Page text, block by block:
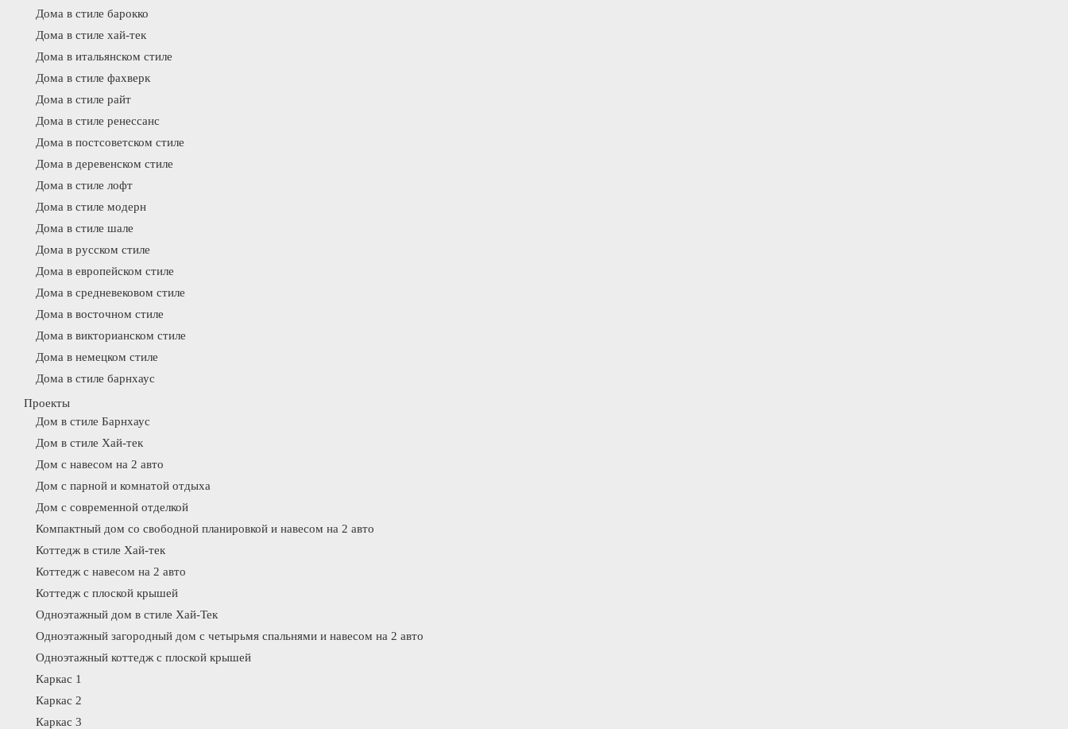
Дома в стиле барокко
Дома в стиле хай-тек
Дома в итальянском стиле
Дома в стиле фахверк
Дома в стиле райт
Дома в стиле ренессанс
Дома в постсоветском стиле
Дома в деревенском стиле
Дома в стиле лофт
Дома в стиле модерн
Дома в стиле шале
Дома в русском стиле
Дома в европейском стиле
Дома в средневековом стиле
Дома в восточном стиле
Дома в викторианском стиле
Дома в немецком стиле
Дома в стиле барнхаус
Проекты
Дом в стиле Барнхаус
Дом в стиле Хай-тек
Дом с навесом на 2 авто
Дом с парной и комнатой отдыха
Дом с современной отделкой
Компактный дом со свободной планировкой и навесом на 2 авто
Коттедж в стиле Хай-тек
Коттедж с навесом на 2 авто
Коттедж с плоской крышей
Одноэтажный дом в стиле Хай-Тек
Одноэтажный загородный дом с четырьмя спальнями и навесом на 2 авто
Одноэтажный коттедж с плоской крышей
Каркас 1
Каркас 2
Каркас 3